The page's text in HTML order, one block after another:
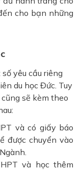
cho bạn những
yêu cầu riêng
du học Đức. Tuy
sẽ kèm theo
và có giấy báo
được chuyển vào
và học thêm